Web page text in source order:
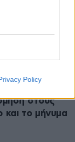
Policy
στους
και το μήνυμα